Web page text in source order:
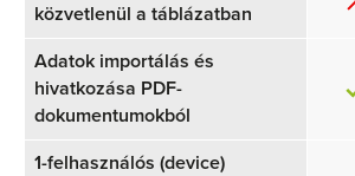
közvetlenül a táblázatban
Adatok importálás és
hivatkozása PDF-
dokumentumokból
1-felhasználós (device)